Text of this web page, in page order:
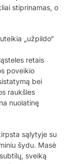
stiprinamas, o
„užpildo“
retais
poveikio
bei
raukšles
nuolatinę
sąlytyje su
šydu. Masė
sveiką